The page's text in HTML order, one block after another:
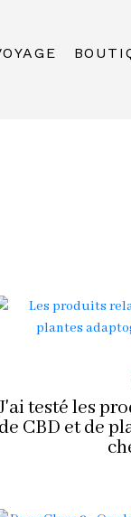
testé les
de CBD et de